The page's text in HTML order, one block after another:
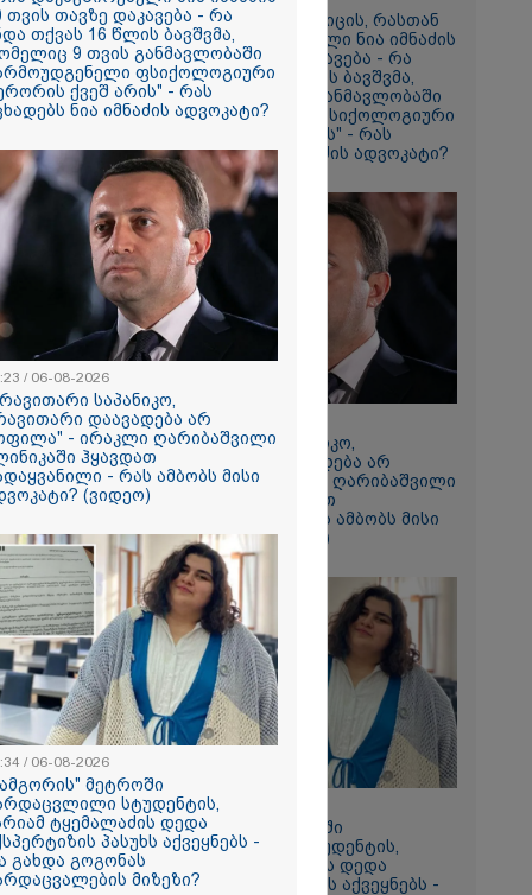
ის
-
დროს
ამბობს
ნია
გააჩინა,
“ტარაიას
წლის
ძებნა
"არ ვიცი, თუ ვინმე იცის, რასთან
არის დაკავშირებული ნია იმნაძის
10 თვის თავზე დაკავება - რა
უნდა თქვას 16 წლის ბავშვმა,
რომელიც 9 თვის განმავლობაში
წარმოუდგენელი ფსიქოლოგიური
ტერორის ქვეშ არის" - რას
აცხადებს ნია იმნაძის ადვოკატი?
20:23 / 06-08-2026
"არავითარი საპანიკო,
არავითარი დაავადება არ
ყოფილა" - ირაკლი ღარიბაშვილი
კლინიკაში ჰყავდათ
გადაყვანილი - რას ამბობს მისი
ადვოკატი? (ვიდეო)
18:34 / 06-08-2026
"სამგორის" მეტროში
გარდაცვლილი სტუდენტის,
მარიამ ტყემალაძის დედა
ექსპერტიზის პასუხს აქვეყნებს -
თვის თავზე დაკავება - რა
თქვას 16 წლის ბავშვმა,
9 თვის განმავლობაში
ფსიქოლოგიური
ქვეშ არის" - რას
ნია იმნაძის ადვოკატი?
/ 06-08-2026
საპანიკო,
დაავადება არ
- ირაკლი ღარიბაშვილი
ჰყავდათ
- რას ამბობს მისი
(ვიდეო)
/ 06-08-2026
მეტროში
სტუდენტის,
ტყემალაძის დედა
პასუხს აქვეყნებს -
გახდა გოგონას
მიზეზი?